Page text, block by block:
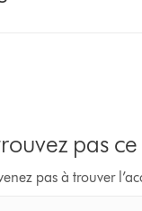
pas
pas à trouver